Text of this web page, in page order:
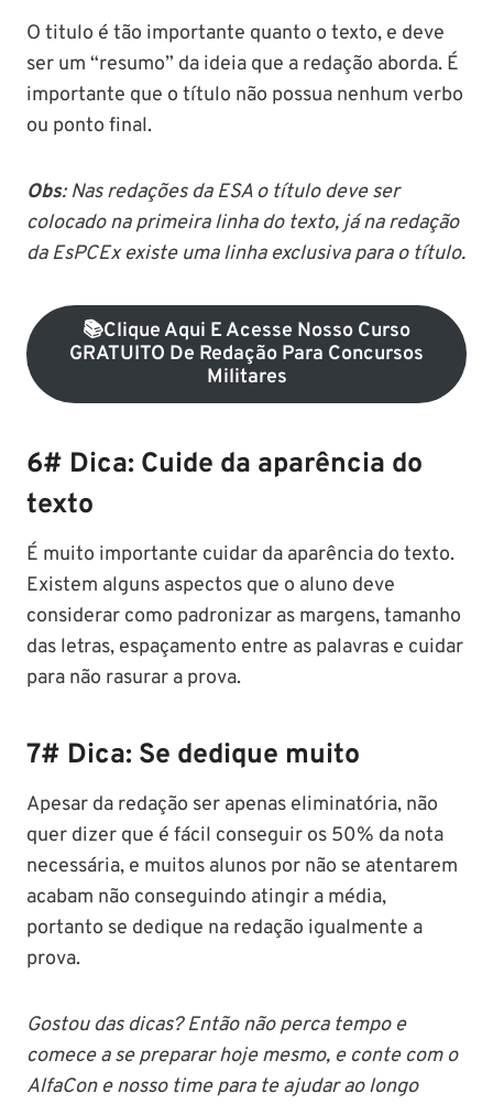
O titulo é tão importante quanto o texto, e deve
ser um “resumo” da ideia que a redação aborda. É
importante que o título não possua nenhum verbo
ou ponto final.
Obs: Nas redações da ESA o título deve ser
colocado na primeira linha do texto, já na redação
da EsPCEx existe uma linha exclusiva para o título.
📚Clique Aqui E Acesse Nosso Curso
GRATUITO De Redação Para Concursos
Militares
6# Dica: Cuide da aparência do
texto
É muito importante cuidar da aparência do texto.
Existem alguns aspectos que o aluno deve
considerar como padronizar as margens, tamanho
das letras, espaçamento entre as palavras e cuidar
para não rasurar a prova.
7# Dica: Se dedique muito
Apesar da redação ser apenas eliminatória, não
quer dizer que é fácil conseguir os 50% da nota
necessária, e muitos alunos por não se atentarem
acabam não conseguindo atingir a média,
portanto se dedique na redação igualmente a
prova.
Gostou das dicas? Então não perca tempo e
comece a se preparar hoje mesmo, e conte com o
AlfaCon e nosso time para te ajudar ao longo